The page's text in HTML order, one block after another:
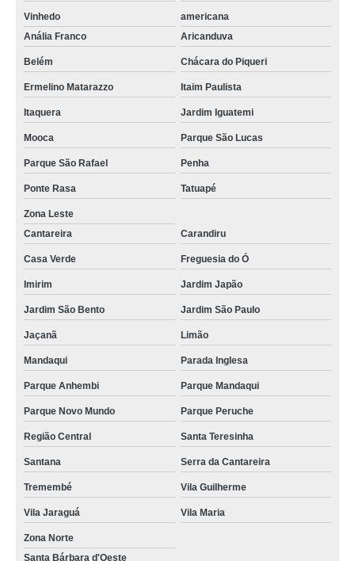
Vinhedo
americana
Anália Franco
Aricanduva
Belém Chácara do Piqueri
Ermelino Matarazzo Itaim Paulista
Itaquera Jardim Iguatemi
Mooca Parque São Lucas
Parque São Rafael Penha
Ponte Rasa Tatuapé
Zona Leste
Cantareira
Carandiru
Casa Verde Freguesia do Ó
Imirim Jardim Japão
Jardim São Bento Jardim São Paulo
Jaçanã Limão
Mandaqui Parada Inglesa
Parque Anhembi Parque Mandaqui
Parque Novo Mundo Parque Peruche
Região Central Santa Teresinha
Santana Serra da Cantareira
Tremembé Vila Guilherme
Vila Jaraguá Vila Maria
Zona Norte
Santa Bárbara d'Oeste